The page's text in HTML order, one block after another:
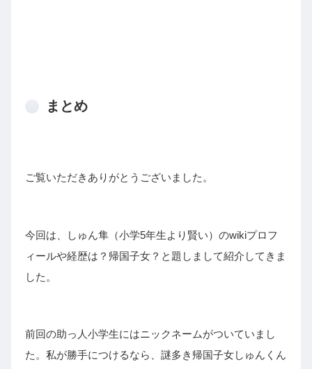
まとめ
ご覧いただきありがとうございました。
今回は、しゅん隼（小学5年生より賢い）のwikiプロフ
ィールや経歴は？帰国子女？と題しまして紹介してきま
した。
前回の助っ人小学生にはニックネームがついていまし
た。私が勝手につけるなら、謎多き帰国子女しゅんくん